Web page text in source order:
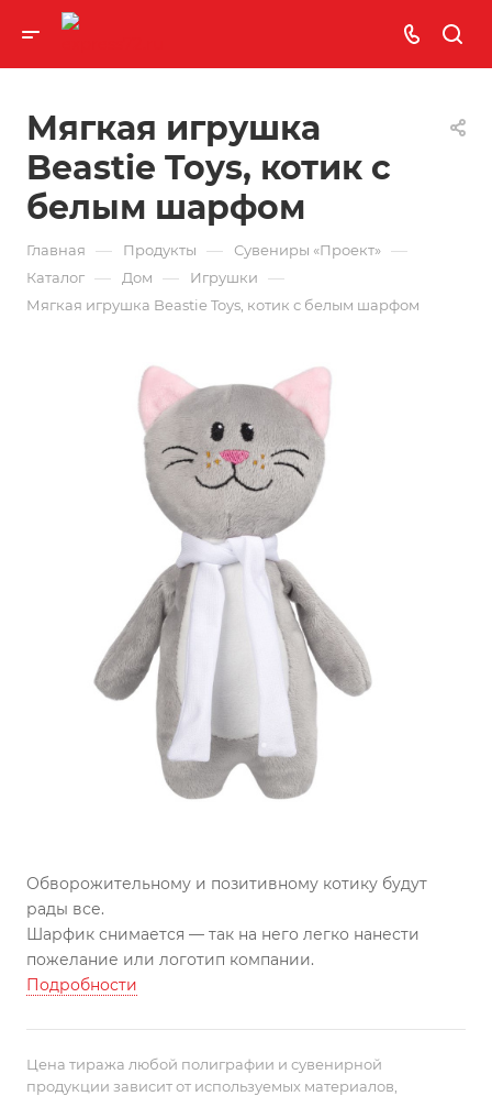
Мягкая игрушка
Beastie Toys, котик с
белым шарфом
Главная — Продукты — Сувениры «Проект» —
Каталог — Дом — Игрушки —
Мягкая игрушка Beastie Toys, котик с белым шарфом
Обворожительному и позитивному котику будут
рады все.
Шарфик снимается — так на него легко нанести
пожелание или логотип компании.
Подробности
Цена тиража любой полиграфии и сувенирной
продукции зависит от используемых материалов,